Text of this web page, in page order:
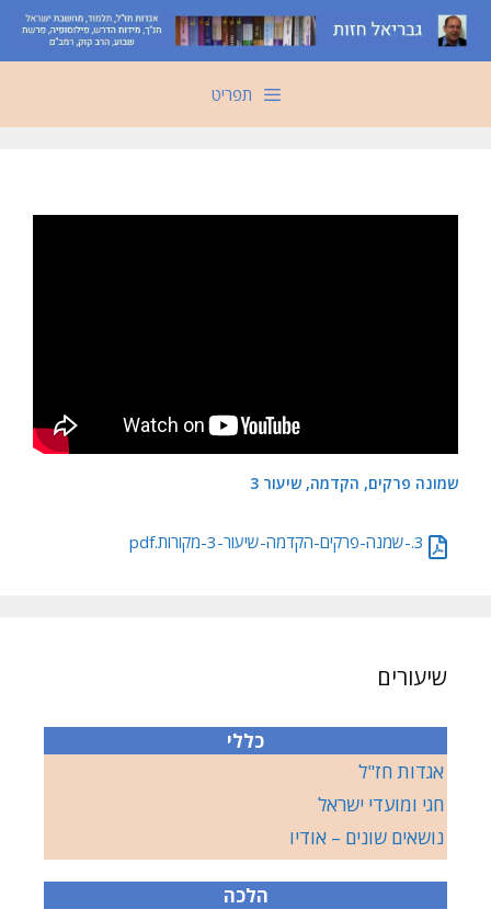
לדלג
לתוכן
תפריט
שמונה פרקים, הקדמה, שיעור 3
3.-שמנה-פרקים-הקדמה-שיעור-3-מקורות.pdf
שיעורים
כללי
אגדות חז"ל
חגי ומועדי ישראל
נושאים שונים – אודיו
הלכה